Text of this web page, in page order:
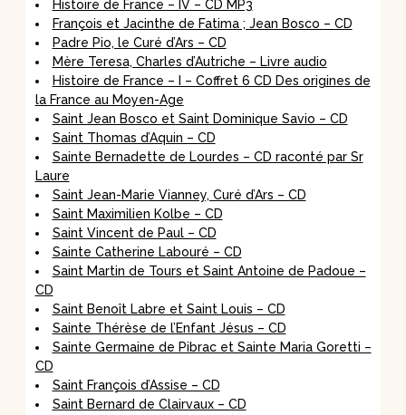
Histoire de France – IV – CD MP3
François et Jacinthe de Fatima ; Jean Bosco – CD
Padre Pio, le Curé d’Ars – CD
Mère Teresa, Charles d’Autriche – Livre audio
Histoire de France – I – Coffret 6 CD Des origines de
la France au Moyen-Age
Saint Jean Bosco et Saint Dominique Savio – CD
Saint Thomas d’Aquin – CD
Sainte Bernadette de Lourdes – CD raconté par Sr
Laure
Saint Jean-Marie Vianney, Curé d’Ars – CD
Saint Maximilien Kolbe – CD
Saint Vincent de Paul – CD
Sainte Catherine Labouré – CD
Saint Martin de Tours et Saint Antoine de Padoue –
CD
Saint Benoît Labre et Saint Louis – CD
Sainte Thérèse de l’Enfant Jésus – CD
Sainte Germaine de Pibrac et Sainte Maria Goretti –
CD
Saint François d’Assise – CD
Saint Bernard de Clairvaux – CD